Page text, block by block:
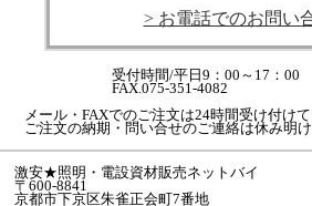
> お電話でのお問い
受付時間/平日9：00～17：00
FAX.075-351-4082
メール・FAXでのご注文は24時間受け付けて
ご注文の納期・問い合せのご連絡は休み明け
激安★照明・電設資材販売ネットバイ
〒600-8841
京都市下京区朱雀正会町7番地